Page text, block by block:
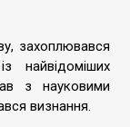
захоплювався
найвідоміших
з науковими
визнання.